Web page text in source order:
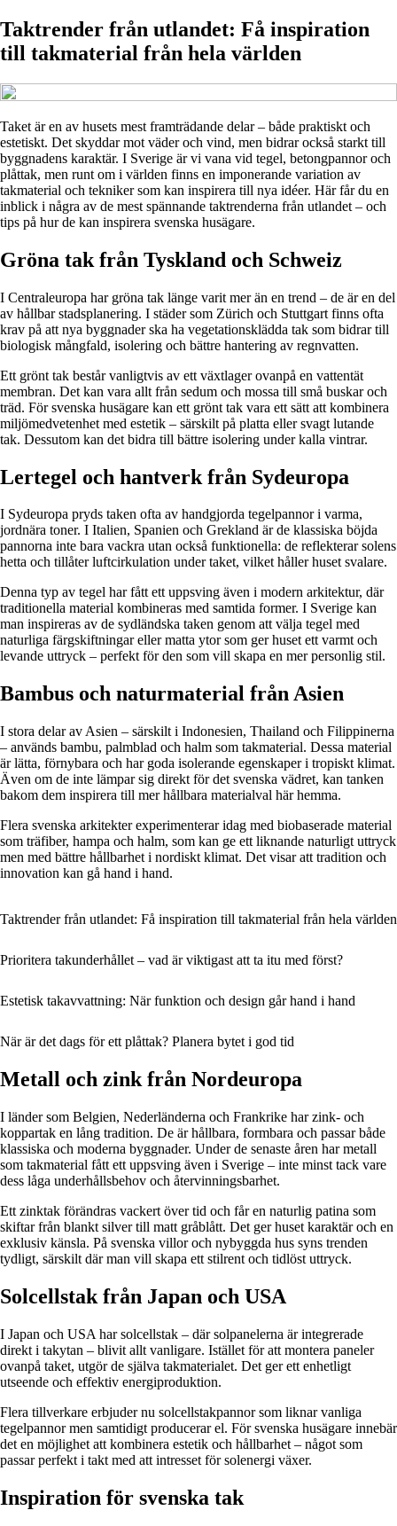
Taktrender från utlandet: Få inspiration
till takmaterial från hela världen
Taket är en av husets mest framträdande delar – både praktiskt och
estetiskt. Det skyddar mot väder och vind, men bidrar också starkt till
byggnadens karaktär. I Sverige är vi vana vid tegel, betongpannor och
plåttak, men runt om i världen finns en imponerande variation av
takmaterial och tekniker som kan inspirera till nya idéer. Här får du en
inblick i några av de mest spännande taktrenderna från utlandet – och
tips på hur de kan inspirera svenska husägare.
Gröna tak från Tyskland och Schweiz
I Centraleuropa har gröna tak länge varit mer än en trend – de är en del
av hållbar stadsplanering. I städer som Zürich och Stuttgart finns ofta
krav på att nya byggnader ska ha vegetationsklädda tak som bidrar till
biologisk mångfald, isolering och bättre hantering av regnvatten.
Ett grönt tak består vanligtvis av ett växtlager ovanpå en vattentät
membran. Det kan vara allt från sedum och mossa till små buskar och
träd. För svenska husägare kan ett grönt tak vara ett sätt att kombinera
miljömedvetenhet med estetik – särskilt på platta eller svagt lutande
tak. Dessutom kan det bidra till bättre isolering under kalla vintrar.
Lertegel och hantverk från Sydeuropa
I Sydeuropa pryds taken ofta av handgjorda tegelpannor i varma,
jordnära toner. I Italien, Spanien och Grekland är de klassiska böjda
pannorna inte bara vackra utan också funktionella: de reflekterar solens
hetta och tillåter luftcirkulation under taket, vilket håller huset svalare.
Denna typ av tegel har fått ett uppsving även i modern arkitektur, där
traditionella material kombineras med samtida former. I Sverige kan
man inspireras av de sydländska taken genom att välja tegel med
naturliga färgskiftningar eller matta ytor som ger huset ett varmt och
levande uttryck – perfekt för den som vill skapa en mer personlig stil.
Bambus och naturmaterial från Asien
I stora delar av Asien – särskilt i Indonesien, Thailand och Filippinerna
– används bambu, palmblad och halm som takmaterial. Dessa material
är lätta, förnybara och har goda isolerande egenskaper i tropiskt klimat.
Även om de inte lämpar sig direkt för det svenska vädret, kan tanken
bakom dem inspirera till mer hållbara materialval här hemma.
Flera svenska arkitekter experimenterar idag med biobaserade material
som träfiber, hampa och halm, som kan ge ett liknande naturligt uttryck
men med bättre hållbarhet i nordiskt klimat. Det visar att tradition och
innovation kan gå hand i hand.
Taktrender från utlandet: Få inspiration till takmaterial från hela världen
Prioritera takunderhållet – vad är viktigast att ta itu med först?
Estetisk takavvattning: När funktion och design går hand i hand
När är det dags för ett plåttak? Planera bytet i god tid
Metall och zink från Nordeuropa
I länder som Belgien, Nederländerna och Frankrike har zink- och
koppartak en lång tradition. De är hållbara, formbara och passar både
klassiska och moderna byggnader. Under de senaste åren har metall
som takmaterial fått ett uppsving även i Sverige – inte minst tack vare
dess låga underhållsbehov och återvinningsbarhet.
Ett zinktak förändras vackert över tid och får en naturlig patina som
skiftar från blankt silver till matt gråblått. Det ger huset karaktär och en
exklusiv känsla. På svenska villor och nybyggda hus syns trenden
tydligt, särskilt där man vill skapa ett stilrent och tidlöst uttryck.
Solcellstak från Japan och USA
I Japan och USA har solcellstak – där solpanelerna är integrerade
direkt i takytan – blivit allt vanligare. Istället för att montera paneler
ovanpå taket, utgör de själva takmaterialet. Det ger ett enhetligt
utseende och effektiv energiproduktion.
Flera tillverkare erbjuder nu solcellstakpannor som liknar vanliga
tegelpannor men samtidigt producerar el. För svenska husägare innebär
det en möjlighet att kombinera estetik och hållbarhet – något som
passar perfekt i takt med att intresset för solenergi växer.
Inspiration för svenska tak